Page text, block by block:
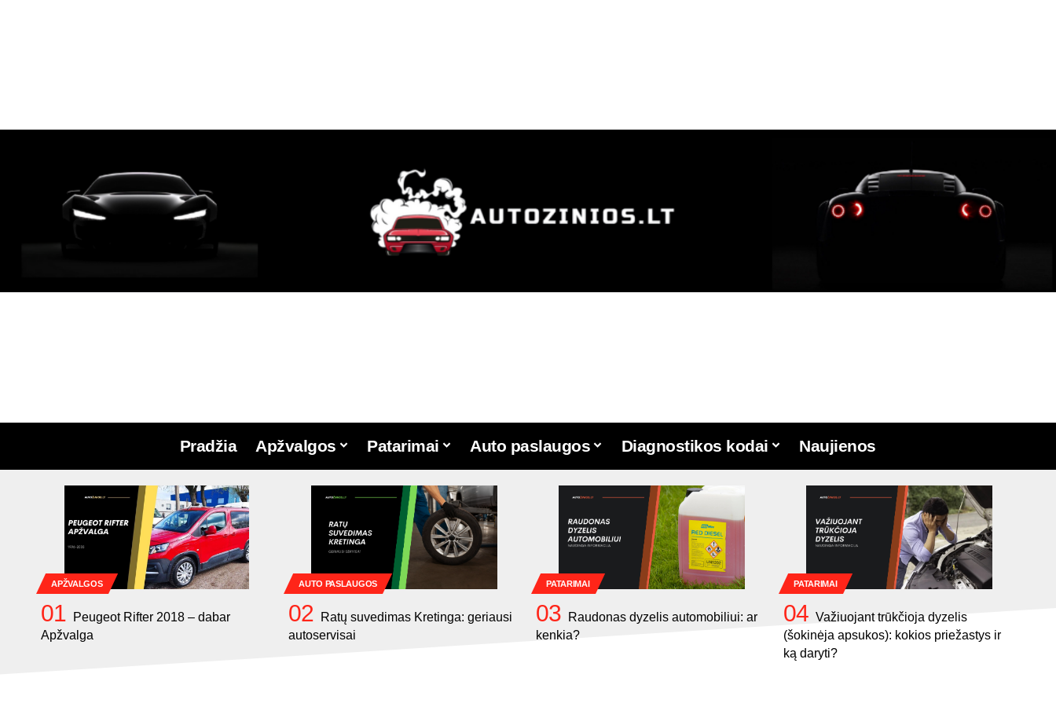
Pradžia Apžvalgos Patarimai Auto paslaugos Diagnostikos kodai Naujienos
APŽVALGOS
Peugeot Rifter 2018 – dabar
Apžvalga
AUTO PASLAUGOS
Ratų suvedimas Kretinga: geriausi
autoservisai
PATARIMAI
Raudonas dyzelis automobiliui: ar
kenkia?
PATARIMAI
Važiuojant trūkčioja dyzelis
(šokinėja apsukos): kokios priežastys ir
ką daryti?